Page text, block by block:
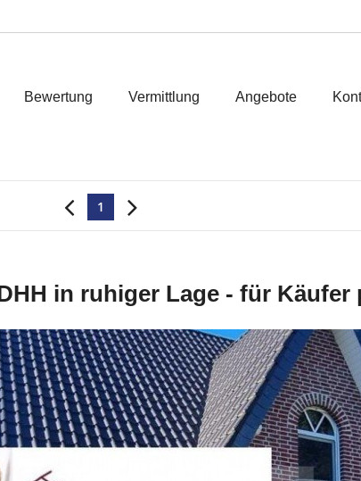
Bewertung Vermittlung Angebote
1
in ruhiger Lage - für